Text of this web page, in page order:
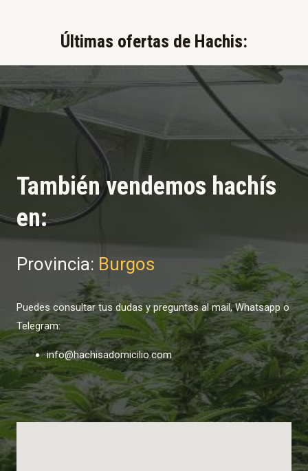
Últimas ofertas de Hachis:​
También vendemos hachís
en:
Provincia: Burgos
Puedes consultar tus dudas y preguntas al mail, Whatsapp o
Telegram:
info@hachisadomicilio.com